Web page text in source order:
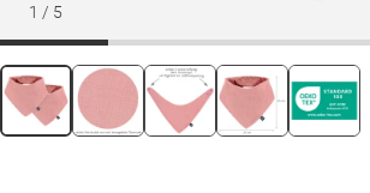
1 / 5